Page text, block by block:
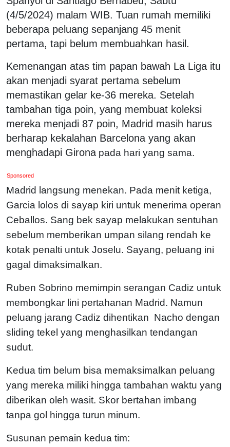
(4/5/2024) malam WIB. Tuan rumah memiliki
beberapa peluang sepanjang 45 menit
pertama, tapi belum membuahkan hasil.
Kemenangan atas tim papan bawah La Liga itu
akan menjadi syarat pertama sebelum
memastikan gelar ke-36 mereka. Setelah
tambahan tiga poin, yang membuat koleksi
mereka menjadi 87 poin, Madrid masih harus
berharap kekalahan Barcelona yang akan
menghadapi Girona pada hari yang sama.
Sponsored
Madrid langsung menekan. Pada menit ketiga,
Garcia lolos di sayap kiri untuk menerima operan
Ceballos. Sang bek sayap melakukan sentuhan
sebelum memberikan umpan silang rendah ke
kotak penalti untuk Joselu. Sayang, peluang ini
gagal dimaksimalkan.
Ruben Sobrino memimpin serangan Cadiz untuk
membongkar lini pertahanan Madrid. Namun
peluang jarang Cadiz dihentikan Nacho dengan
sliding tekel yang menghasilkan tendangan
sudut.
Kedua tim belum bisa memaksimalkan peluang
yang mereka miliki hingga tambahan waktu yang
diberikan oleh wasit. Skor bertahan imbang
tanpa gol hingga turun minum.
Susunan pemain kedua tim: